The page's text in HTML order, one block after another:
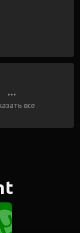
...
все